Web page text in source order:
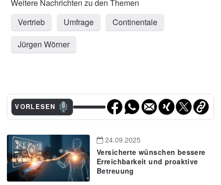
Vertrieb Umfrage
Continentale
Jürgen Wörner
VORLESEN
24.09.2025
Versicherte wünschen bessere
Erreichbarkeit und proaktive
Betreuung